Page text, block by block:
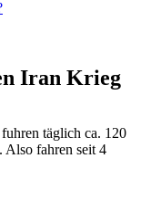
Iran Krieg
täglich ca. 120
Also fahren seit 4